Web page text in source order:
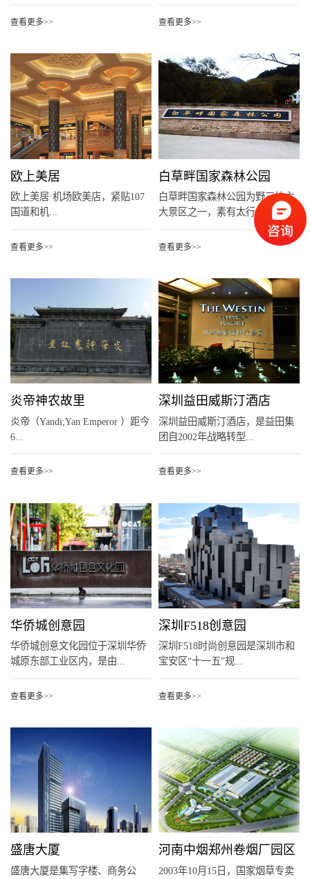
查看更多>> 查看更多>>
欧上美居
欧上美居·机场欧美店，紧贴107
国道和机...
查看更多>>
白草畔国家森林公园
白草畔国家森林公园为野三坡六
大景区之一，素有太行山...
查看更多>>
炎帝神农故里
炎帝（Yandi;Yan Emperor ）距今
6...
查看更多>>
深圳益田威斯汀酒店
深圳益田威斯汀酒店，是益田集
团自2002年战略转型...
查看更多>>
华侨城创意园
华侨城创意文化园位于深圳华侨
城原东部工业区内，是由...
查看更多>>
深圳F518创意园
深圳F518时尚创意园是深圳市和
宝安区“十一五”规...
查看更多>>
盛唐大厦
盛唐大厦是集写字楼、商务公
河南中烟郑州卷烟厂园区
2003年10月15日，国家烟草专卖